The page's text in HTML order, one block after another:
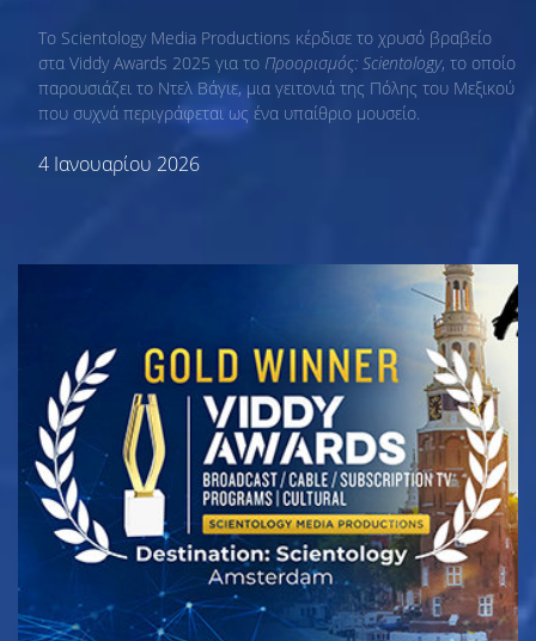
Το Scientology Media Productions κέρδισε το χρυσό βραβείο
στα Viddy Awards 2025 για το Προορισμός: Scientology, το οποίο
παρουσιάζει το Ντελ Βάγιε, μια γειτονιά της Πόλης του Μεξικού
που συχνά περιγράφεται ως ένα υπαίθριο μουσείο.
4 Ιανουαρίου 2026